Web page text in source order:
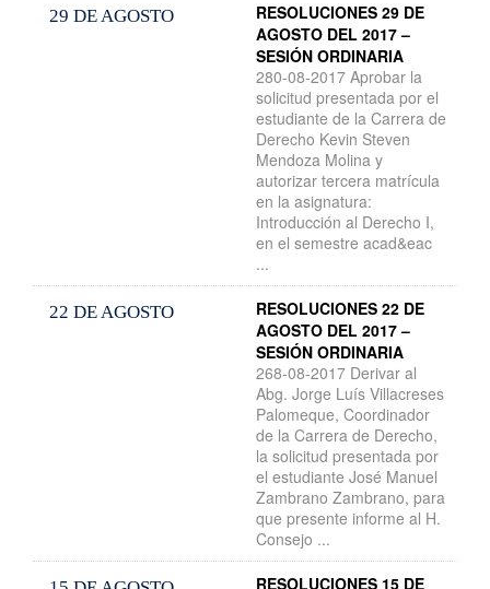
29 DE AGOSTO
RESOLUCIONES 29 DE
AGOSTO DEL 2017 –
SESIÓN ORDINARIA
280-08-2017 Aprobar la
solicitud presentada por el
estudiante de la Carrera de
Derecho Kevin Steven
Mendoza Molina y
autorizar tercera matrícula
en la asignatura:
Introducción al Derecho I,
en el semestre acad&eac
...
22 DE AGOSTO
RESOLUCIONES 22 DE
AGOSTO DEL 2017 –
SESIÓN ORDINARIA
268-08-2017 Derivar al
Abg. Jorge Luís Villacreses
Palomeque, Coordinador
de la Carrera de Derecho,
la solicitud presentada por
el estudiante José Manuel
Zambrano Zambrano, para
que presente informe al H.
Consejo ...
RESOLUCIONES 15 DE